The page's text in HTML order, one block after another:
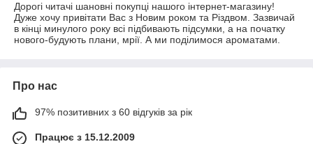
Дорогі читачі шановні покупці нашого інтернет-магазину!
Дуже хочу привітати Вас з Новим роком та Різдвом. Зазвичай
в кінці минулого року всі підбивають підсумки, а на початку
нового-будують плани, мрії. А ми поділимося ароматами.
Про нас
97% позитивних з 60 відгуків за рік
Працює з 15.12.2009